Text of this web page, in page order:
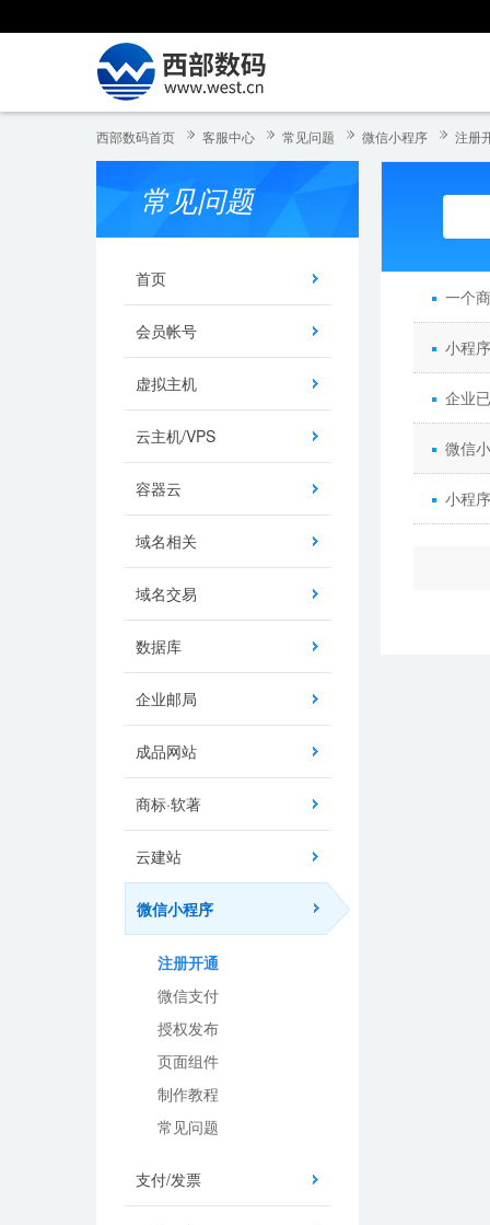
西部数码首页 客服中心 常见问题 微信小程序 注册
常见问题
首页
会员帐号
虚拟主机
云主机/VPS
容器云
域名相关
域名交易
数据库
企业邮局
成品网站
商标·软著
云建站
微信小程序
注册开通
微信支付
授权发布
页面组件
制作教程
常见问题
支付/发票
一个
小程
企业
微信
小程